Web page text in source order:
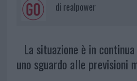
di realpower
La situazione è in
uno sguardo alle previsioni